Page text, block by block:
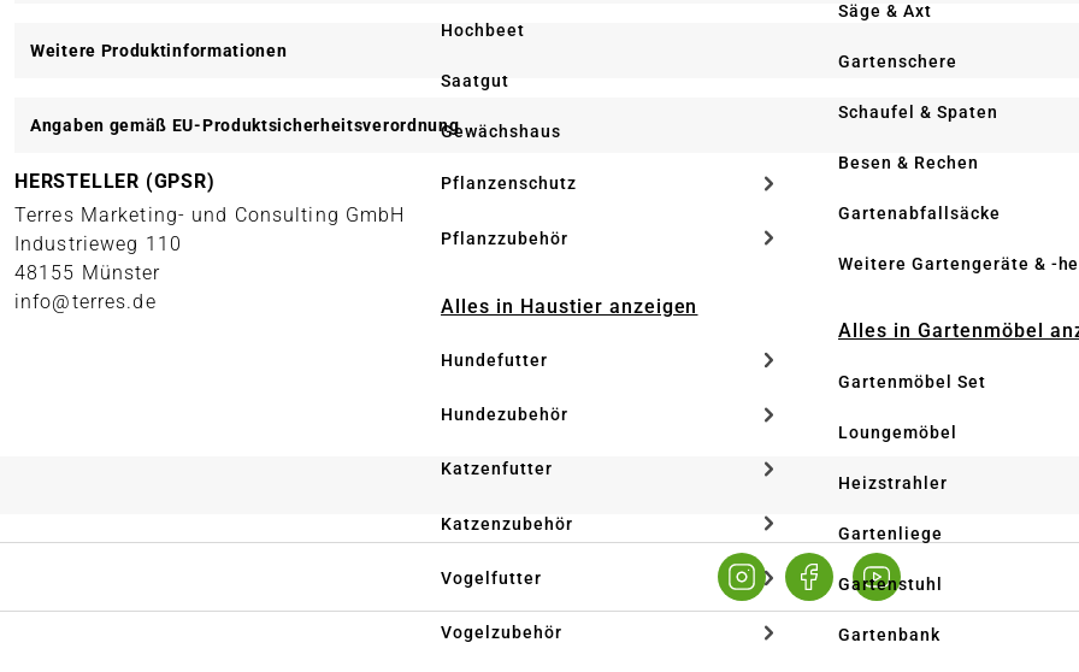
Hochbeet
Saatgut
Gewächshaus
Pflanzenschutz
Pflanzzubehör
Alles in Haustier anzeigen
Hundefutter
Hundezubehör
Katzenfutter
Katzenzubehör
Vogelfutter
Vogelzubehör
Säge & Axt
Gartenschere
Schaufel & Spaten
Besen & Rechen
Gartenabfallsäcke
Weitere Gartengeräte & -
Alles in Gartenmöbel
Gartenmöbel Set
Loungemöbel
Heizstrahler
Gartenliege
Gartenstuhl
Gartenbank
Weitere Produktinformationen
Angaben gemäß EU-Produktsicherheitsverordnung
HERSTELLER (GPSR)
Terres Marketing- und Consulting GmbH
Industrieweg 110
48155 Münster
info@terres.de